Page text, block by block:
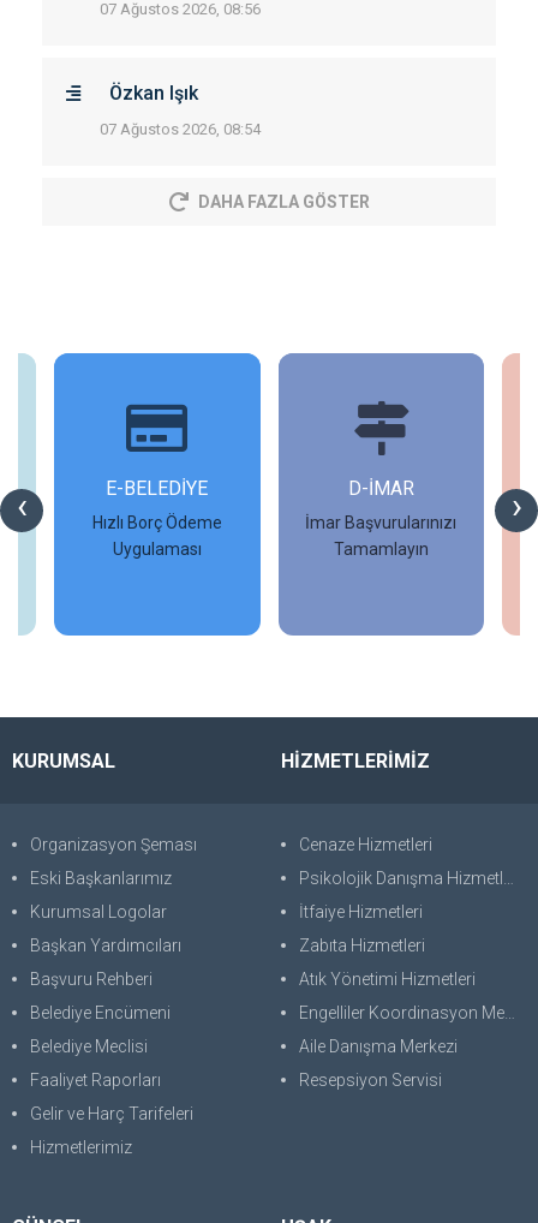
07 Ağustos 2026, 08:56
Özkan Işık
07 Ağustos 2026, 08:54
DAHA FAZLA GÖSTER
‹ ›
E-BELEDİYE
Hızlı Borç Ödeme
Uygulaması
D-İMAR
İmar Başvurularınızı
Tamamlayın
KURUMSAL
Organizasyon Şeması
Eski Başkanlarımız
Kurumsal Logolar
Başkan Yardımcıları
Başvuru Rehberi
Belediye Encümeni
Belediye Meclisi
Faaliyet Raporları
Gelir ve Harç Tarifeleri
Hizmetlerimiz
HİZMETLERİMİZ
Cenaze Hizmetleri
Psikolojik Danışma Hizmetleri
İtfaiye Hizmetleri
Zabıta Hizmetleri
Atık Yönetimi Hizmetleri
Engelliler Koordinasyon Merkezi
Aile Danışma Merkezi
Resepsiyon Servisi